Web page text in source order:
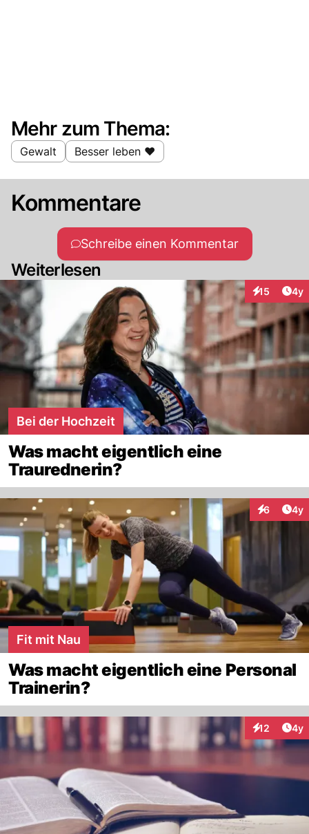
Mehr zum Thema:
Gewalt Besser leben ❤️
Kommentare
Schreibe einen Kommentar
Weiterlesen
15 4y
Bei der Hochzeit
Was macht eigentlich eine
Traurednerin?
6 4y
Fit mit Nau
Was macht eigentlich eine Personal
Trainerin?
12 4y